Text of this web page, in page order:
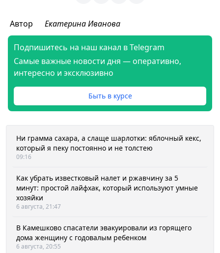
Автор Екатерина Иванова
Подпишитесь на наш канал в Telegram
Самые важные новости дня — оперативно,
интересно и эксклюзивно
Быть в курсе
Ни грамма сахара, а слаще шарлотки: яблочный кекс,
который я пеку постоянно и не толстею
09:16
Как убрать известковый налет и ржавчину за 5
минут: простой лайфхак, который используют умные
хозяйки
6 августа, 21:47
В Камешково спасатели эвакуировали из горящего
дома женщину с годовалым ребенком
6 августа, 20:55